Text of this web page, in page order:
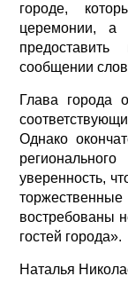
городе,
церемонии,
сообщении
Глава города
Однако
уверенность,
востребованы
гостей города».
Наталья